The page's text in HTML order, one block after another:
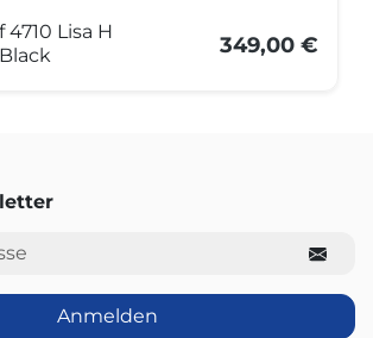
Lisa H
349,00 €
Anmelden